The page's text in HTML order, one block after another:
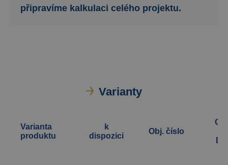
připravíme kalkulaci celého projektu.
Varianty
Varianta
produktu
k
dispozici
Obj. číslo